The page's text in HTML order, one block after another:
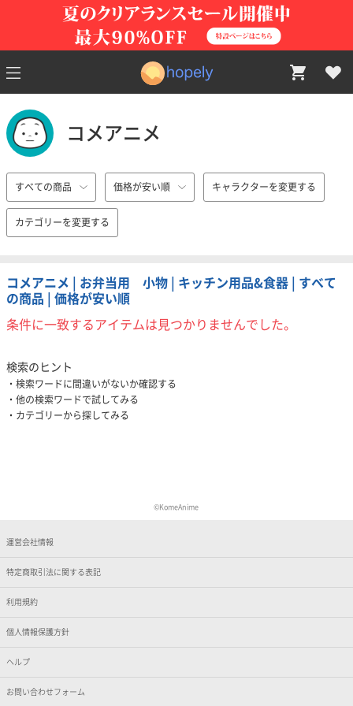
コメアニメ
すべての商品 価格が安い順 キャラクターを変更する
カテゴリーを変更する
コメアニメ | お弁当用 小物 | キッチン用品&食器 | すべて
の商品 | 価格が安い順
条件に一致するアイテムは見つかりませんでした。
検索のヒント
検索ワードに間違いがないか確認する
他の検索ワードで試してみる
カテゴリーから探してみる
©KomeAnime
運営会社情報
特定商取引法に関する表記
利用規約
個人情報保護方針
ヘルプ
お問い合わせフォーム